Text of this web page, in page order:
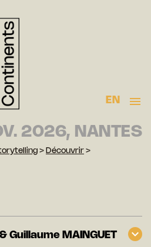
EN
2026, NANTES
> Découvrir >
Guillaume MAINGUET